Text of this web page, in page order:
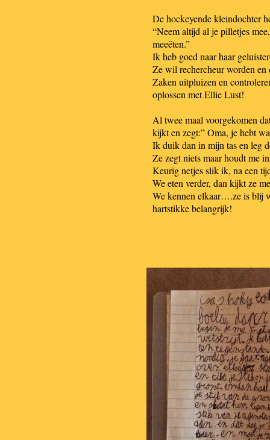
De hockeyende kleindochter
“Neem altijd al je pilletjes
meeëten.”
Ik heb goed naar haar
Ze wil rechercheur worden en
Zaken uitpluizen en
oplossen met Ellie Lust!
Al twee maal voorgekomen
kijkt en zegt:” Oma, je hebt
Ik duik dan in mijn tas en leg
Ze zegt niets maar houdt me
Keurig netjes slik ik, na een
We eten verder, dan kijkt ze
We kennen elkaar….ze is blij
hartstikke belangrijk!